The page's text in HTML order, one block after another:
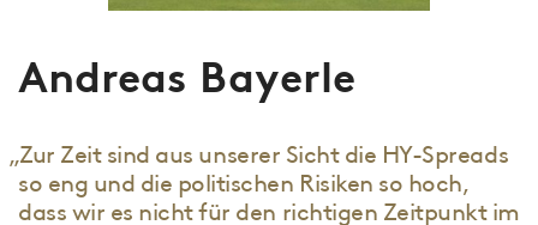
Andreas Bayerle
„Zur Zeit sind aus unserer Sicht die HY-Spreads
so eng und die politischen Risiken so hoch,
dass wir es nicht für den richtigen Zeitpunkt im